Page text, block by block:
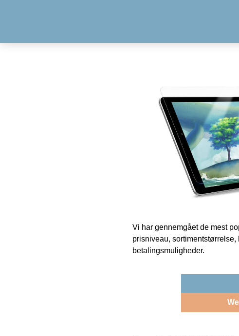
Vi har gennemgået de mest
prisniveau,
betalingsmuligheder.